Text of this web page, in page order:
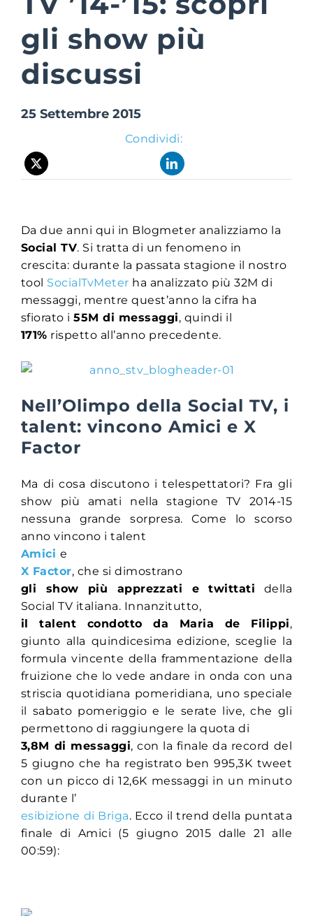
Suite Login
gli show più
discussi
25 Settembre 2015
Condividi:
Da due anni qui in Blogmeter analizziamo la
Social TV. Si tratta di un fenomeno in
crescita: durante la passata stagione il nostro
tool SocialTvMeter ha analizzato più 32M di
messaggi, mentre quest’anno la cifra ha
sfiorato i55M di messaggi, quindi il
171% rispetto all’anno precedente.
Nell’Olimpo della Social TV, i
talent: vincono Amici e X
Factor
Ma di cosa discutono i telespettatori? Fra gli
show più amati nella stagione TV 2014-15
nessuna grande sorpresa. Come lo scorso
anno vincono i talent
Amici e
X Factor, che si dimostrano
gli show più apprezzati e twittati della
Social TV italiana. Innanzitutto,
il talent condotto da Maria de Filippi,
giunto alla quindicesima edizione, sceglie la
formula vincente della frammentazione della
fruizione che lo vede andare in onda con una
striscia quotidiana pomeridiana, uno speciale
il sabato pomeriggio e le serate live, che gli
permettono di raggiungere la quota di
3,8M di messaggi, con la finale da record del
5 giugno che ha registrato ben 995,3K tweet
con un picco di 12,6K messaggi in un minuto
durante l’
esibizione di Briga. Ecco il trend della puntata
finale di Amici (5 giugno 2015 dalle 21 alle
00:59):